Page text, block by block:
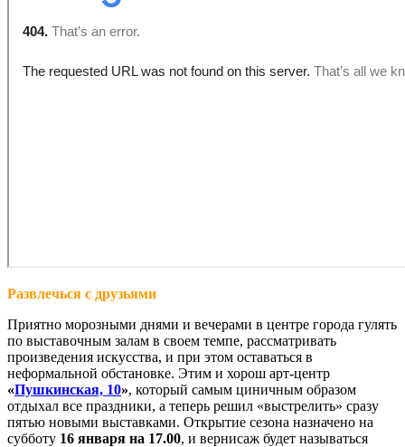
Развлечься с друзьями
Приятно морозными днями и вечерами в центре города гулять
по выставочным залам в своем темпе, рассматривать
произведения искусства, и при этом оставаться в
неформальной обстановке. Этим и хорош арт-центр
«Пушкинская, 10», который самым циничным образом
отдыхал все праздники, а теперь решил «выстрелить» сразу
пятью новыми выставками. Открытие сезона назначено на
субботу 16 января на 17.00, и вернисаж будет называться